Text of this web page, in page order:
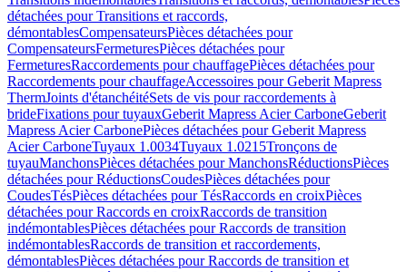
détachées pour Transitions et raccords,
démontablesCompensateursPièces détachées pour
CompensateursFermeturesPièces détachées pour
FermeturesRaccordements pour chauffagePièces détachées pour
Raccordements pour chauffageAccessoires pour Geberit Mapress
ThermJoints d'étanchéitéSets de vis pour raccordements à
brideFixations pour tuyauxGeberit Mapress Acier CarboneGeberit
Mapress Acier CarbonePièces détachées pour Geberit Mapress
Acier CarboneTuyaux 1.0034Tuyaux 1.0215Tronçons de
tuyauManchonsPièces détachées pour ManchonsRéductionsPièces
détachées pour RéductionsCoudesPièces détachées pour
CoudesTésPièces détachées pour TésRaccords en croixPièces
détachées pour Raccords en croixRaccords de transition
indémontablesPièces détachées pour Raccords de transition
indémontablesRaccords de transition et raccordements,
démontablesPièces détachées pour Raccords de transition et